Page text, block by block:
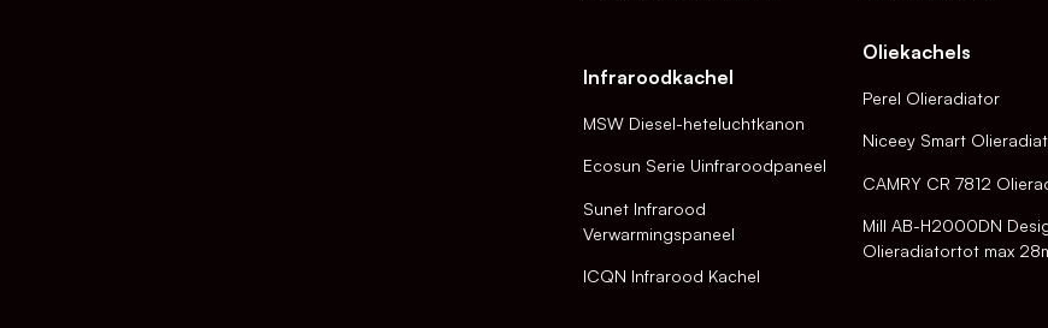
Infraroodkachel
MSW Diesel-heteluchtkanon
Ecosun Serie Uinfraroodpaneel
Sunet Infrarood
Verwarmingspaneel
ICQN Infrarood Kachel
Oliekachels
Perel Olieradiator
Niceey Smart
CAMRY CR 7812
Mill AB-H2000DN
Olieradiatortot max